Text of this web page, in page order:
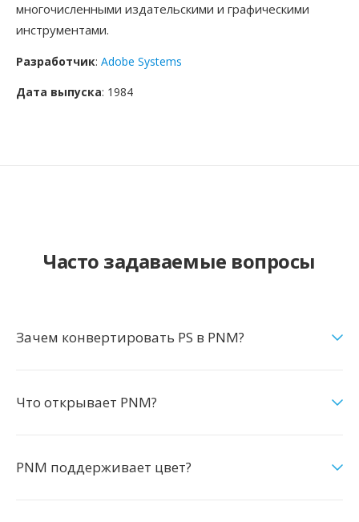
многочисленными издательскими и графическими
инструментами.
Разработчик: Adobe Systems
Дата выпуска: 1984
Часто задаваемые вопросы
Зачем конвертировать PS в PNM?
Что открывает PNM?
PNM поддерживает цвет?